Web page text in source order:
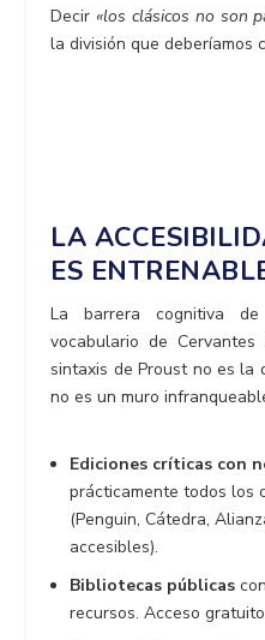
Decir «los clásicos no son
la división que deberíamos
LA
ES
La barrera cognitiva
vocabulario de
sintaxis de Proust no es la
no es un muro
Ediciones críticas con
prácticamente todos los
(Penguin, Cátedra,
accesibles).
Bibliotecas públicas
recursos. Acceso